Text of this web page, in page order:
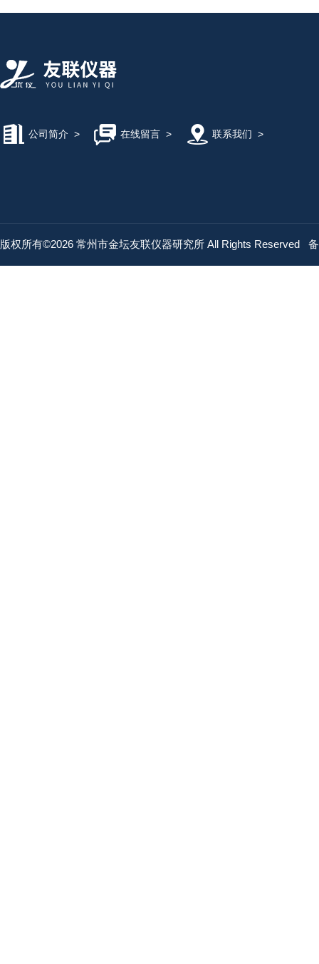
公司简介 > 在线留言> 联系我们 >
版权所有©2026 常州市金坛友联仪器研究所 All Rights Reserved